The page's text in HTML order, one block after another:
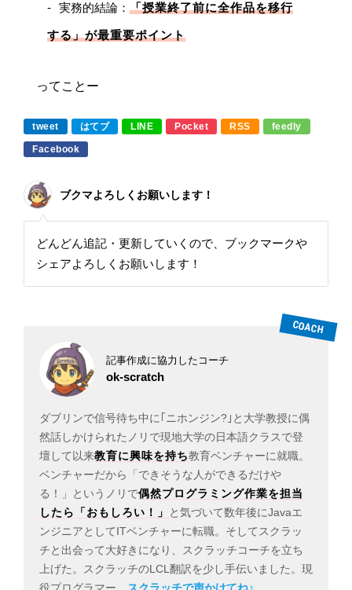
実務的結論： 「授業終了前に全作品を移行
する」が最重要ポイント
ってことー
tweet はてブ LINE Pocket RSS feedly
Facebook
ブクマよろしくお願いします！
どんどん追記・更新していくので、ブックマークや
シェアよろしくお願いします！
記事作成に協力したコーチ
ok-scratch
ダブリンで信号待ち中に｢ニホンジン?｣と大学教授に偶
然話しかけられたノリで現地大学の日本語クラスで登
壇して以来教育に興味を持ち教育ベンチャーに就職。
ベンチャーだから「できそうな人ができるだけや
る！」というノリで偶然プログラミング作業を担当
したら「おもしろい！」
と気づいて数年後にJavaエ
ンジニアとしてITベンチャーに転職。そしてスクラッ
チと出会って大好きになり、スクラッチコーチを立ち
上げた。スクラッチのLCL翻訳を少し手伝いました。現